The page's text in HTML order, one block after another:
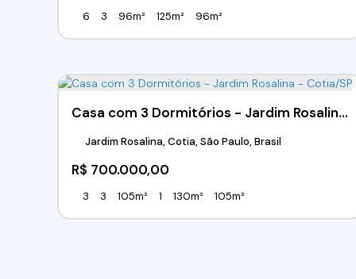
6 3 96m² 125m² 96m²
Casa com 3 Dormitórios - Jardim Rosalina - Cotia/SP
R$ 700.000,00
Jardim Rosalina, Cotia, São Paulo, Brasil
3 3 105m² 1 130m² 105m²